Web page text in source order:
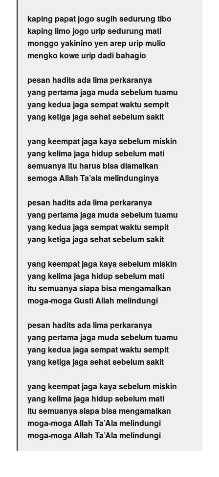
kaping papat jogo sugih sedurung tibo
kaping limo jogo urip sedurung mati
monggo yakinino yen arep urip mulio
mengko kowe urip dadi bahagio
pesan hadits ada lima perkaranya
yang pertama jaga muda sebelum tuamu
yang kedua jaga sempat waktu sempit
yang ketiga jaga sehat sebelum sakit
yang keempat jaga kaya sebelum miskin
yang kelima jaga hidup sebelum mati
semuanya itu harus bisa diamalkan
semoga Allah Ta’ala melindunginya
pesan hadits ada lima perkaranya
yang pertama jaga muda sebelum tuamu
yang kedua jaga sempat waktu sempit
yang ketiga jaga sehat sebelum sakit
yang keempat jaga kaya sebelum miskin
yang kelima jaga hidup sebelum mati
itu semuanya siapa bisa mengamalkan
moga-moga Gusti Allah melindungi
pesan hadits ada lima perkaranya
yang pertama jaga muda sebelum tuamu
yang kedua jaga sempat waktu sempit
yang ketiga jaga sehat sebelum sakit
yang keempat jaga kaya sebelum miskin
yang kelima jaga hidup sebelum mati
itu semuanya siapa bisa mengamalkan
moga-moga Allah Ta’Ala melindungi
moga-moga Allah Ta’Ala melindungi